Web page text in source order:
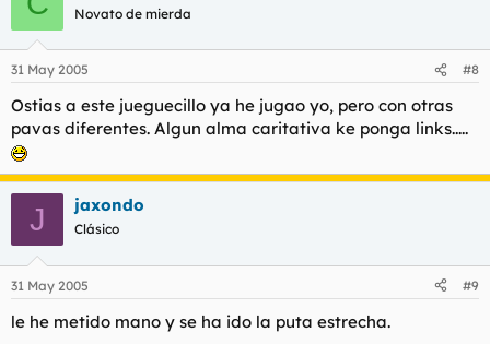
Novato de mierda
31 May 2005 #8
Ostias a este jueguecillo ya he jugao yo, pero con otras
pavas diferentes. Algun alma caritativa ke ponga links.....
J jaxondo
Clásico
31 May 2005 #9
le he metido mano y se ha ido la puta estrecha.